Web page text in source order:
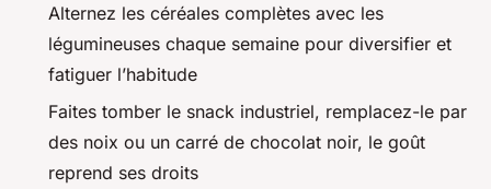
Alternez les céréales complètes avec les
légumineuses chaque semaine pour diversifier et
fatiguer l’habitude
Faites tomber le snack industriel, remplacez-le par
des noix ou un carré de chocolat noir, le goût
reprend ses droits